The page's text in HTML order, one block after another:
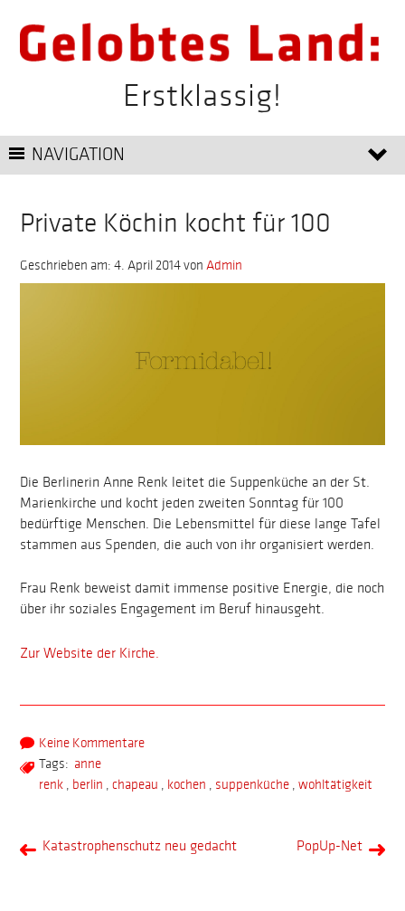
Erstklassig!
NAVIGATION
Private Köchin kocht für 100
Geschrieben am: 4. April 2014 von Admin
Die Berlinerin Anne Renk leitet die Suppenküche an der St.
Marienkirche und kocht jeden zweiten Sonntag für 100
bedürftige Menschen. Die Lebensmittel für diese lange Tafel
stammen aus Spenden, die auch von ihr organisiert werden.
Frau Renk beweist damit immense positive Energie, die noch
über ihr soziales Engagement im Beruf hinausgeht.
Zur Website der Kirche.
Keine Kommentare
Tags: anne
renk
berlin chapeau kochen suppenküche wohltätigkeit
Katastrophenschutz neu gedacht PopUp-Net